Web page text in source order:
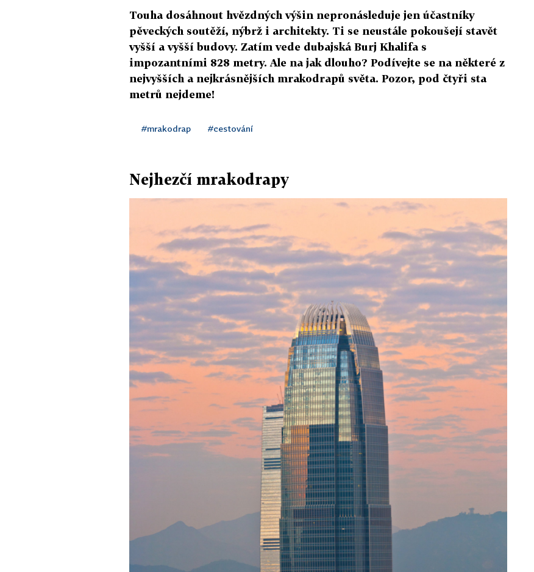
Touha dosáhnout hvězdných výšin nepronásleduje jen účastníky
pěveckých soutěží, nýbrž i architekty. Ti se neustále pokoušejí stavět
vyšší a vyšší budovy. Zatím vede dubajská Burj Khalifa s
impozantními 828 metry. Ale na jak dlouho? Podívejte se na některé z
nejvyšších a nejkrásnějších mrakodrapů světa. Pozor, pod čtyři sta
metrů nejdeme!
#mrakodrap #cestování
Nejhezčí mrakodrapy